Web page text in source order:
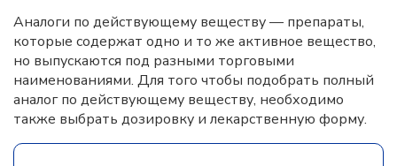
Аналоги по действующему веществу — препараты,
которые содержат одно и то же активное вещество,
но выпускаются под разными торговыми
наименованиями. Для того чтобы подобрать полный
аналог по действующему веществу, необходимо
также выбрать дозировку и лекарственную форму.